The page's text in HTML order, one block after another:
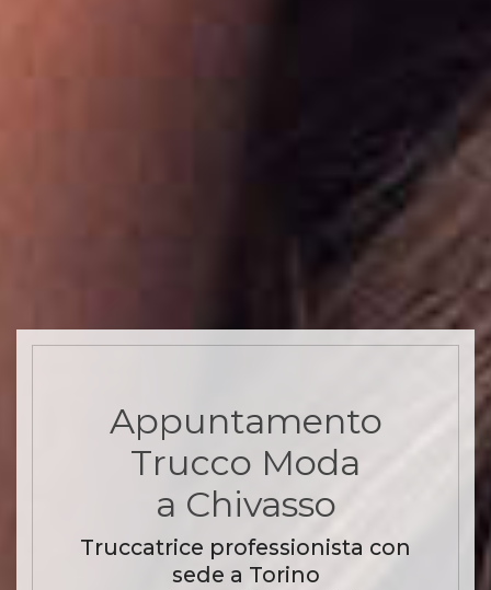
Appuntamento
Trucco Moda
a Chivasso
Truccatrice professionista con
sede a Torino